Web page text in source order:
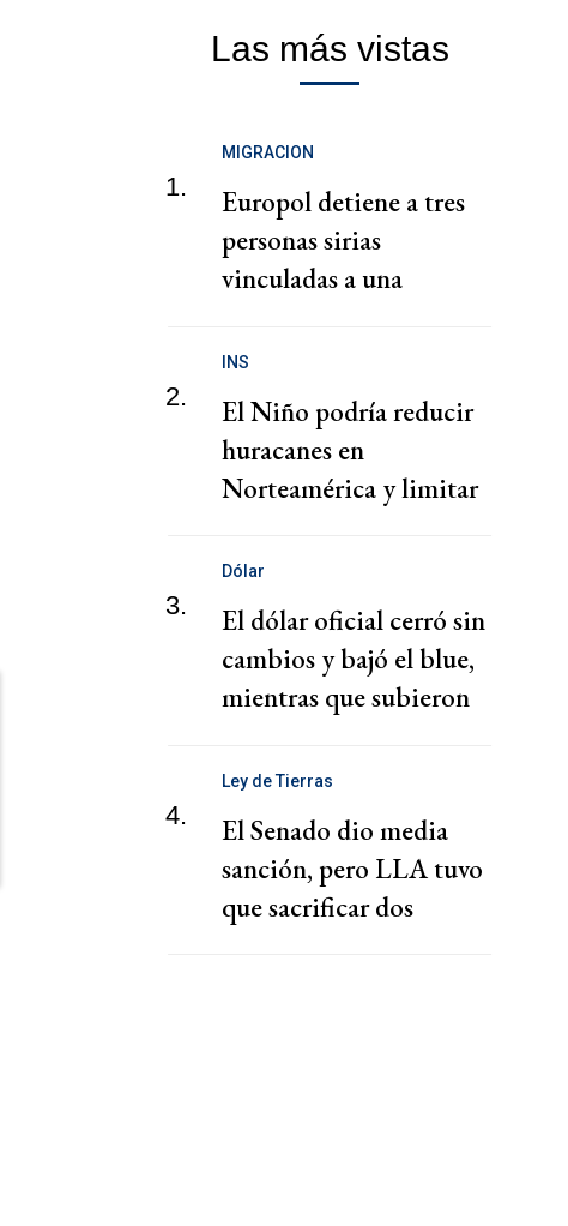
Las más vistas
1.
MIGRACION
Europol detiene a tres
personas sirias
vinculadas a una
de migrantes
2.
INS
El Niño podría reducir
huracanes en
Norteamérica y limitar
Zurich
3.
Dólar
El dólar oficial cerró sin
cambios y bajó el blue,
mientras que subieron
4.
Ley de Tierras
El Senado dio media
sanción, pero LLA tuvo
que sacrificar dos